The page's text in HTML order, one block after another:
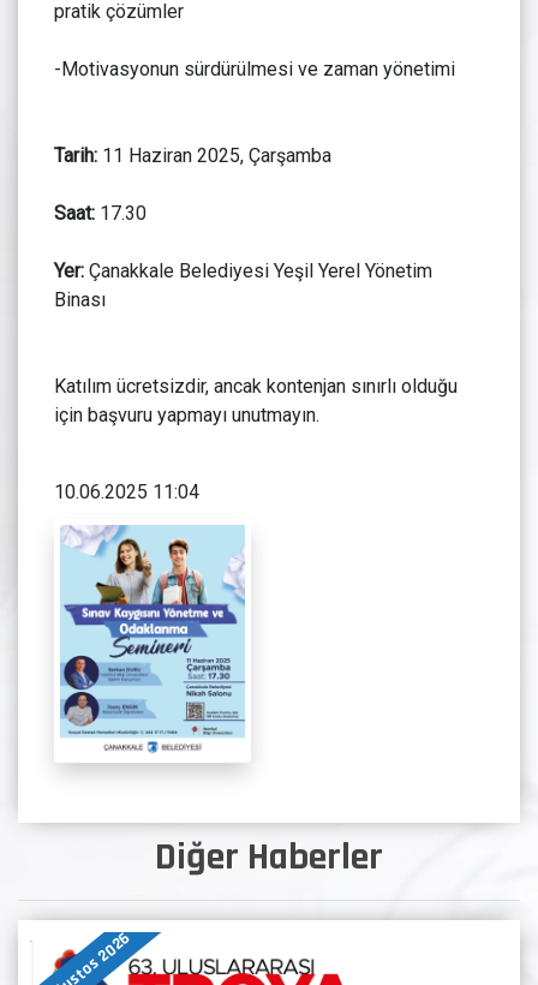
Diğer Haberler
pratik çözümler
-Motivasyonun sürdürülmesi ve zaman yönetimi
Tarih: 11 Haziran 2025, Çarşamba
Saat: 17.30
Yer: Çanakkale Belediyesi Yeşil Yerel Yönetim
Binası
Katılım ücretsizdir, ancak kontenjan sınırlı olduğu
için başvuru yapmayı unutmayın.
10.06.2025 11:04